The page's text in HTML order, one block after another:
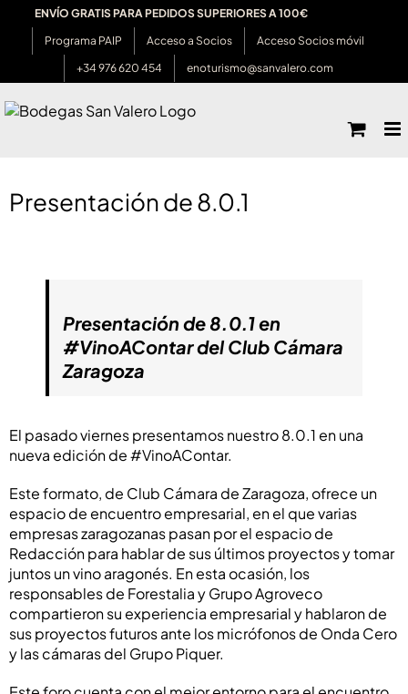
Saltar
contenido
ENVÍO GRATIS PARA PEDIDOS SUPERIORES A 100€
Programa PAIP
Acceso a Socios
Acceso Socios móvil
+34 976 620 454
enoturismo@sanvalero.com
más
Presentación de 8.0.1
Presentación de 8.0.1 en
#VinoAContar del Club Cámara
Zaragoza
El pasado viernes presentamos nuestro 8.0.1 en una
nueva edición de #VinoAContar.
Este formato, de Club Cámara de Zaragoza, ofrece un
espacio de encuentro empresarial, en el que varias
empresas zaragozanas pasan por el espacio de
Redacción para hablar de sus últimos proyectos y tomar
juntos un vino aragonés. En esta ocasión, los
responsables de Forestalia y Grupo Agroveco
compartieron su experiencia empresarial y hablaron de
sus proyectos futuros ante los micrófonos de Onda Cero
y las cámaras del Grupo Piquer.